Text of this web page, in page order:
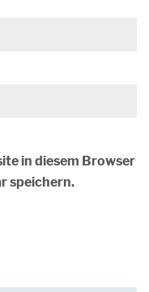
in diesem Browser
speichern.